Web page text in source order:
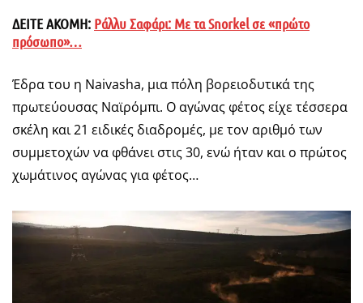
ΔΕΙΤΕ ΑΚΟΜΗ: Ράλλυ Σαφάρι: Με τα Snorkel σε «πρώτο
πρόσωπο»…
Έδρα του η Naivasha, μια πόλη βορειοδυτικά της
πρωτεύουσας Ναϊρόμπι. O αγώνας φέτος είχε τέσσερα
σκέλη και 21 ειδικές διαδρομές, με τον αριθμό των
συμμετοχών να φθάνει στις 30, ενώ ήταν και ο πρώτος
χωμάτινος αγώνας για φέτος…